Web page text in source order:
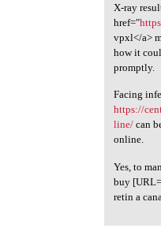
X-ray
href="
vpxl</a>
how it
promptly.
Facing
https://
line/can
online.
Yes, to
buy [URL=
retin a